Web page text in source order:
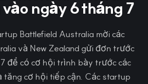
ngày 6 tháng 7
Battlefield Australia mời các
và New Zealand gửi đơn trước
để có cơ hội trình bày trước các
tăng cơ hội tiếp cận. Các startup